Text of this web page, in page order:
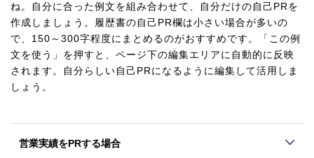
ね。自分に合った例文を組み合わせて、自分だけの自己PRを
作成しましょう。履歴書の自己PR欄は小さい場合が多いの
で、150～300字程度にまとめるのがおすすめです。「この例
文を使う」を押すと、ページ下の編集エリアに自動的に反映
されます。自分らしい自己PRになるように編集して活用しま
しょう。
営業実績をPRする場合